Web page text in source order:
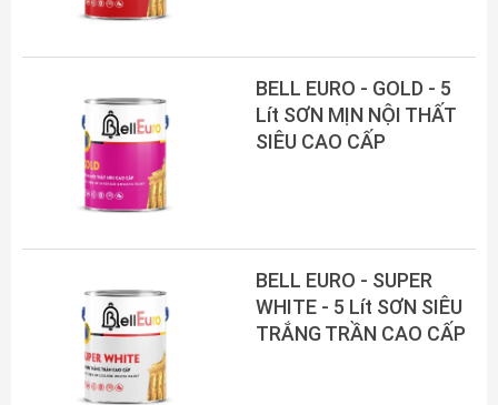
BELL EURO - GOLD - 5
Lít SƠN MỊN NỘI THẤT
SIÊU CAO CẤP
BELL EURO - SUPER
WHITE - 5 Lít SƠN SIÊU
TRẮNG TRẦN CAO CẤP